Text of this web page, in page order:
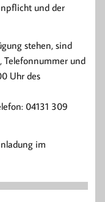
und der
stehen, sind
Telefonnummer und
Uhr des
04131 309
im